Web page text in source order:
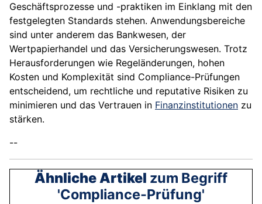
Geschäftsprozesse und -praktiken im Einklang mit den
festgelegten Standards stehen. Anwendungsbereiche
sind unter anderem das Bankwesen, der
Wertpapierhandel und das Versicherungswesen. Trotz
Herausforderungen wie Regeländerungen, hohen
Kosten und Komplexität sind Compliance-Prüfungen
entscheidend, um rechtliche und reputative Risiken zu
minimieren und das Vertrauen in Finanzinstitutionen zu
stärken.
--
Ähnliche Artikel zum Begriff
'Compliance-Prüfung'